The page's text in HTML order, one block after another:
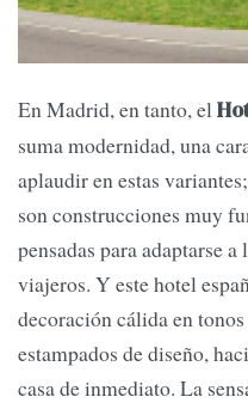
En Madrid, en tanto, el
suma modernidad, una
aplaudir en estas
son construcciones muy
pensadas para adaptarse
viajeros. Y este hotel
decoración cálida en
estampados de diseño,
casa de inmediato. La